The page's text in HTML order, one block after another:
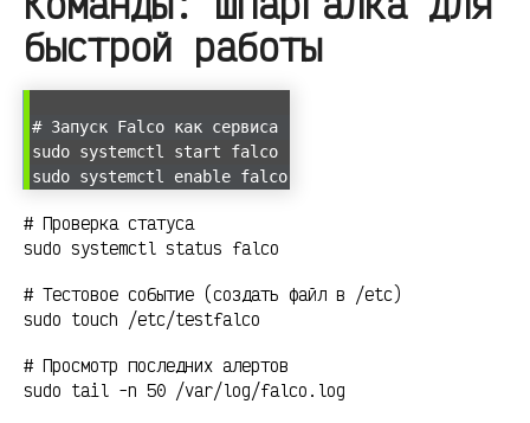
быстрой работы
# Запуск Falco как сервиса
sudo systemctl start falco
sudo systemctl enable falco
# Проверка статуса
sudo systemctl status falco
# Тестовое событие (создать файл в /etc)
sudo touch /etc/testfalco
# Просмотр последних алертов
sudo tail -n 50 /var/log/falco.log